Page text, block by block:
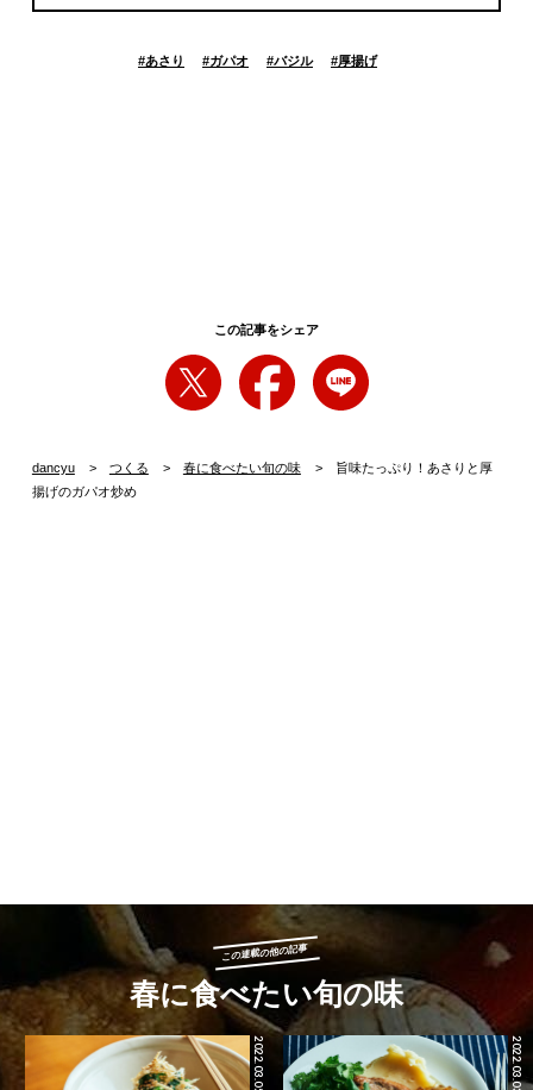
#あさり #ガパオ #バジル #厚揚げ
この記事をシェア
dancyu つくる 春に食べたい旬の味
旨味たっぷり！あさりと厚
揚げのガパオ炒め
この連載の他の記事
春に食べたい旬の味
2022.03.05 2022.03.03